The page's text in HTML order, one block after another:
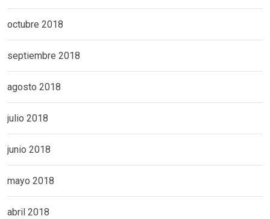
octubre 2018
septiembre 2018
agosto 2018
julio 2018
junio 2018
mayo 2018
abril 2018